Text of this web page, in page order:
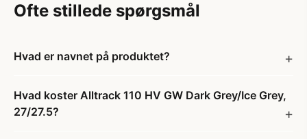
Ofte stillede spørgsmål
Hvad er navnet på produktet?
Hvad koster Alltrack 110 HV GW Dark Grey/Ice Grey,
27/27.5?